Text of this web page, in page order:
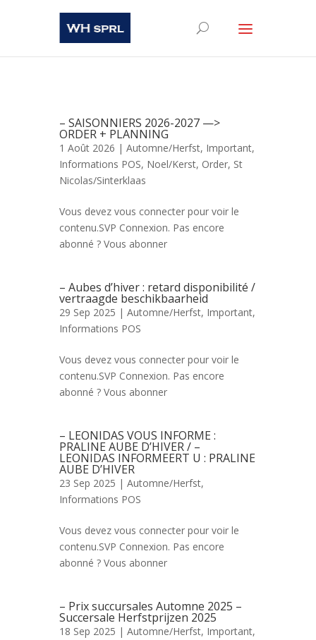
– SAISONNIERS 2026-2027 —>
ORDER + PLANNING
1 Août 2026 | Automne/Herfst, Important,
Informations POS, Noel/Kerst, Order, St
Nicolas/Sinterklaas
Vous devez vous connecter pour voir le
contenu.SVP Connexion. Pas encore
abonné ? Vous abonner
– Aubes d’hiver : retard disponibilité /
vertraagde beschikbaarheid
29 Sep 2025 | Automne/Herfst, Important,
Informations POS
Vous devez vous connecter pour voir le
contenu.SVP Connexion. Pas encore
abonné ? Vous abonner
– LEONIDAS VOUS INFORME :
PRALINE AUBE D’HIVER / –
LEONIDAS INFORMEERT U : PRALINE
AUBE D’HIVER
23 Sep 2025 | Automne/Herfst,
Informations POS
Vous devez vous connecter pour voir le
contenu.SVP Connexion. Pas encore
abonné ? Vous abonner
– Prix succursales Automne 2025 –
Succersale Herfstprijzen 2025
18 Sep 2025 | Automne/Herfst, Important,